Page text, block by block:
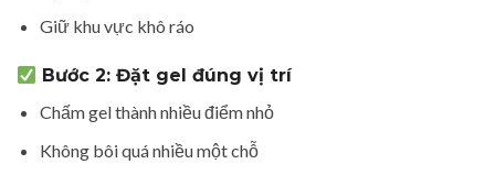
Giữ khu vực khô ráo
Bước 2: Đặt gel đúng vị trí
Chấm gel thành nhiều điểm nhỏ
Không bôi quá nhiều một chỗ